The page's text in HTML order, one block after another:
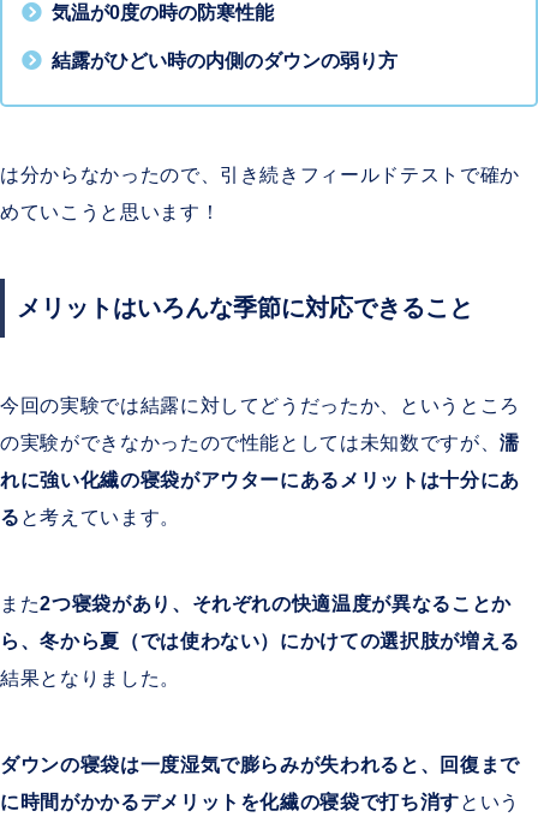
気温が0度の時の防寒性能
結露がひどい時の内側のダウンの弱り方
は分からなかったので、引き続きフィールドテストで確か
めていこうと思います！
メリットはいろんな季節に対応できること
今回の実験では結露に対してどうだったか、というところ
の実験ができなかったので性能としては未知数ですが、濡
れに強い化繊の寝袋がアウターにあるメリットは十分にあ
る と考えています。
また2つ寝袋があり、それぞれの快適温度が異なることか
ら、冬から夏（では使わない）にかけての選択肢が増える
結果となりました。
ダウンの寝袋は一度湿気で膨らみが失われると、回復まで
に時間がかかるデメリットを化繊の寝袋で打ち消すという